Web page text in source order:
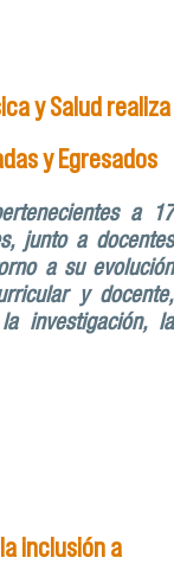
de alianza
y Salud realiza
y Egresados
a 17
junto a docentes
a su evolución
y docente,
investigación, la
Física y
inclusión a